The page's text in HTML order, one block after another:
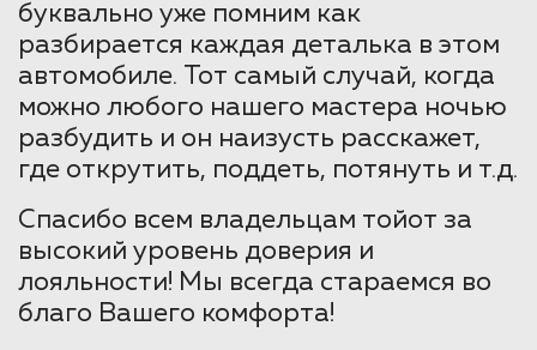
буквально уже помним как
разбирается каждая деталька в этом
автомобиле. Тот самый случай, когда
можно любого нашего мастера ночью
разбудить и он наизусть расскажет,
где открутить, поддеть, потянуть и т.д.
Спасибо всем владельцам тойот за
высокий уровень доверия и
лояльности! Мы всегда стараемся во
благо Вашего комфорта!